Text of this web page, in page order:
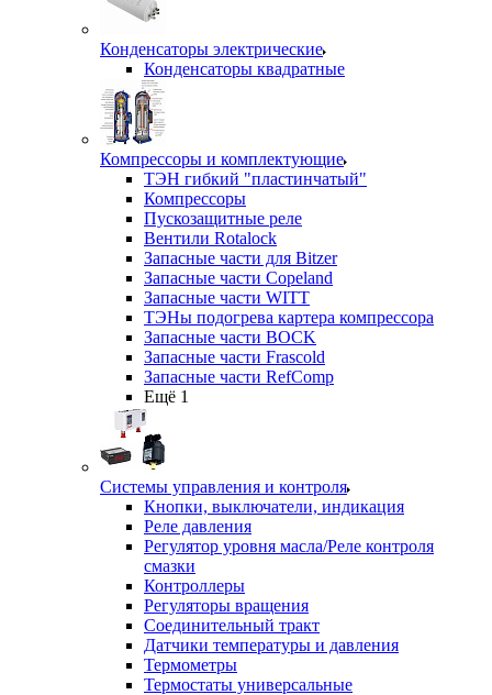
Конденсаторы электрические
Конденсаторы квадратные
Компрессоры и комплектующие
ТЭН гибкий "пластинчатый"
Компрессоры
Пускозащитные реле
Вентили Rotalock
Запасные части для Bitzer
Запасные части Copeland
Запасные части WITT
ТЭНы подогрева картера компрессора
Запасные части BOCK
Запасные части Frascold
Запасные части RefComp
Ещё 1
Системы управления и контроля
Кнопки, выключатели, индикация
Реле давления
Регулятор уровня масла/Реле контроля
смазки
Контроллеры
Регуляторы вращения
Соединительный тракт
Датчики температуры и давления
Термометры
Термостаты универсальные